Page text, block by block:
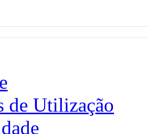
de Utilização